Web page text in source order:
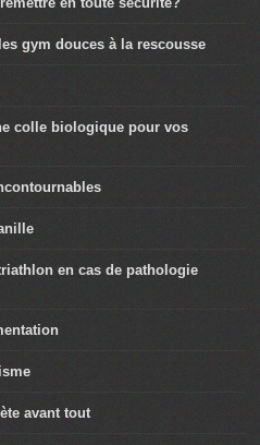
gym douces à la rescousse
colle biologique pour vos
en cas de pathologie
avant tout